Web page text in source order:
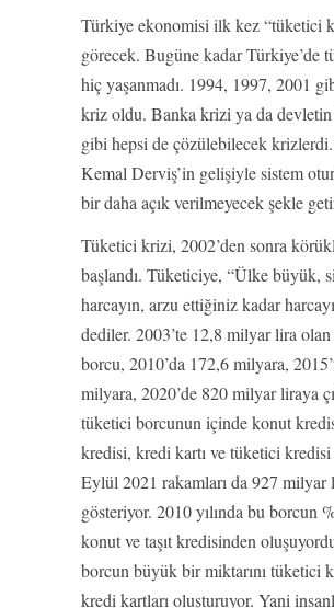
Türkiye ekonomisi ilk kez “tüketici
görecek. Bugüne kadar Türkiye’de
hiç yaşanmadı. 1994, 1997, 2001
kriz oldu. Banka krizi ya da
gibi hepsi de çözülebilecek krizlerdi.
Kemal Derviş’in gelişiyle sistem
bir daha açık verilmeyecek şekle
Tüketici krizi, 2002’den sonra
başlandı. Tüketiciye, “Ülke büyük,
harcayın, arzu ettiğiniz kadar
dediler. 2003’te 12,8 milyar lira
borcu, 2010’da 172,6 milyara,
milyara, 2020’de 820 milyar liraya
tüketici borcunun içinde konut
kredisi, kredi kartı ve tüketici
Eylül 2021 rakamları da 927 milyar
gösteriyor. 2010 yılında bu borcun
konut ve taşıt kredisinden
borcun büyük bir miktarını tüketici
kredi kartları oluşturuyor. Yani